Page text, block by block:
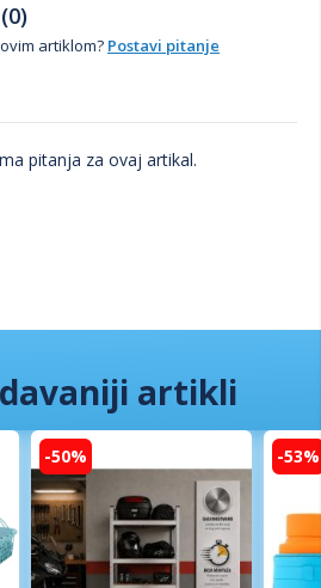
artiklom? Postavi pitanje
pitanja za ovaj artikal.
artikli
-50% -53%